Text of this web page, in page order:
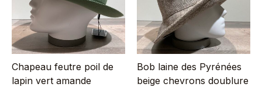
Chapeau feutre poil de
lapin vert amande
Bob laine des Pyrénées
beige chevrons doublure